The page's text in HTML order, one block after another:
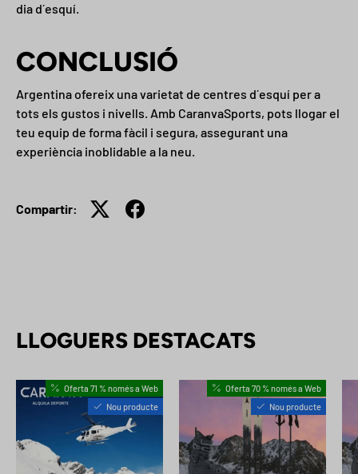
dia d´esquí.
CONCLUSIÓ
Argentina ofereix una varietat de centres d´esquí per a
tots els gustos i nivells. Amb CaranvaSports, pots llogar el
teu equip de forma fàcil i segura, assegurant una
experiència inoblidable a la neu.
Compartir:
LLOGUERS DESTACATS
Oferta 71 % només a Web
Nou producte
Oferta 70 % només a Web
Nou producte